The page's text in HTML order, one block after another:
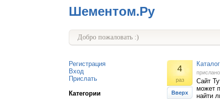
Шементом.Ру
Добро пожаловать :)
Регистрация
Вход
Прислать
Категории
4
раз
Вверх
Сайт
может
найти